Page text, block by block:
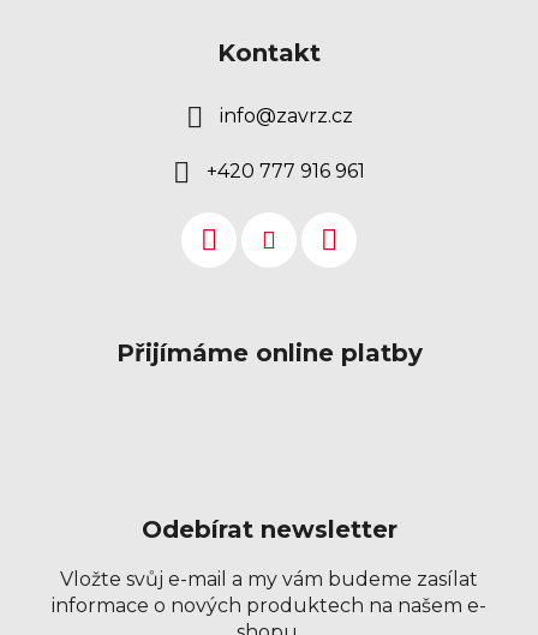
Kontakt
info@zavrz.cz
+420 777 916 961
Přijímáme online platby
Odebírat newsletter
Vložte svůj e-mail a my vám budeme zasílat
informace o nových produktech na našem e-